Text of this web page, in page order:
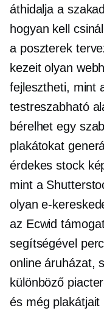
áthidalja a
hogyan kell
a poszterek
kezeit olyan
fejlesztheti, mint
testreszabható
bérelhet egy
plakátokat
érdekes stock
mint a
olyan e-
az Ecwid
segítségével
online áruházat,
különböző
és még plakátjait